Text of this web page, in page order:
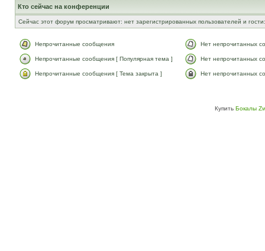
Кто сейчас на конференции
Сейчас этот форум просматривают: нет зарегистрированных пользователей и
Непрочитанные сообщения Нет непрочитанных
Непрочитанные сообщения [ Популярная тема ] Нет непрочитанных
Непрочитанные сообщения [ Тема закрыта ] Нет непрочитанных
Купить Бокалы